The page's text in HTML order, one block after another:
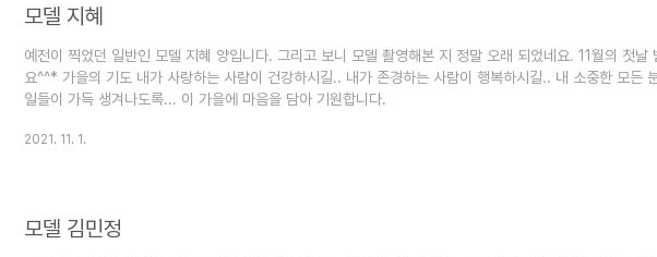
모델 지혜
예전이 찍었던 일반인 모델 지혜 양입니다. 그리고 보니 모델 촬영해본 지 정말 오래 되었네요. 11월의 첫날
요^^* 가을의 기도 내가 사랑하는 사람이 건강하시길.. 내가 존경하는 사람이 행복하시길.. 내 소중한 모든
일들이 가득 생겨나도록... 이 가을에 마음을 담아 기원합니다.
2021. 11. 1.
모델 김민정